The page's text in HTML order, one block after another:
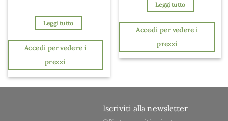
Leggi tutto
Accedi per vedere i
prezzi
Leggi tutto
Accedi per vedere i
prezzi
Iscriviti alla newsletter